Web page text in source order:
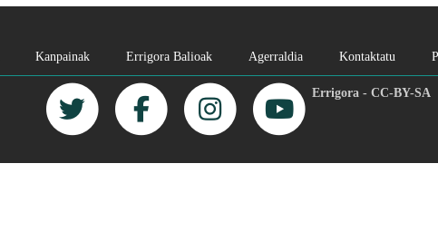
Kanpainak Errigora Balioak Agerraldia Kontaktatu
Errigora - CC-BY-SA